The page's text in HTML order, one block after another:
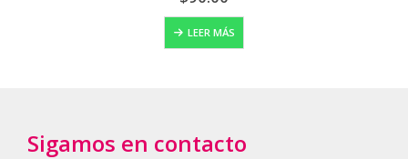
Sigamos en contacto